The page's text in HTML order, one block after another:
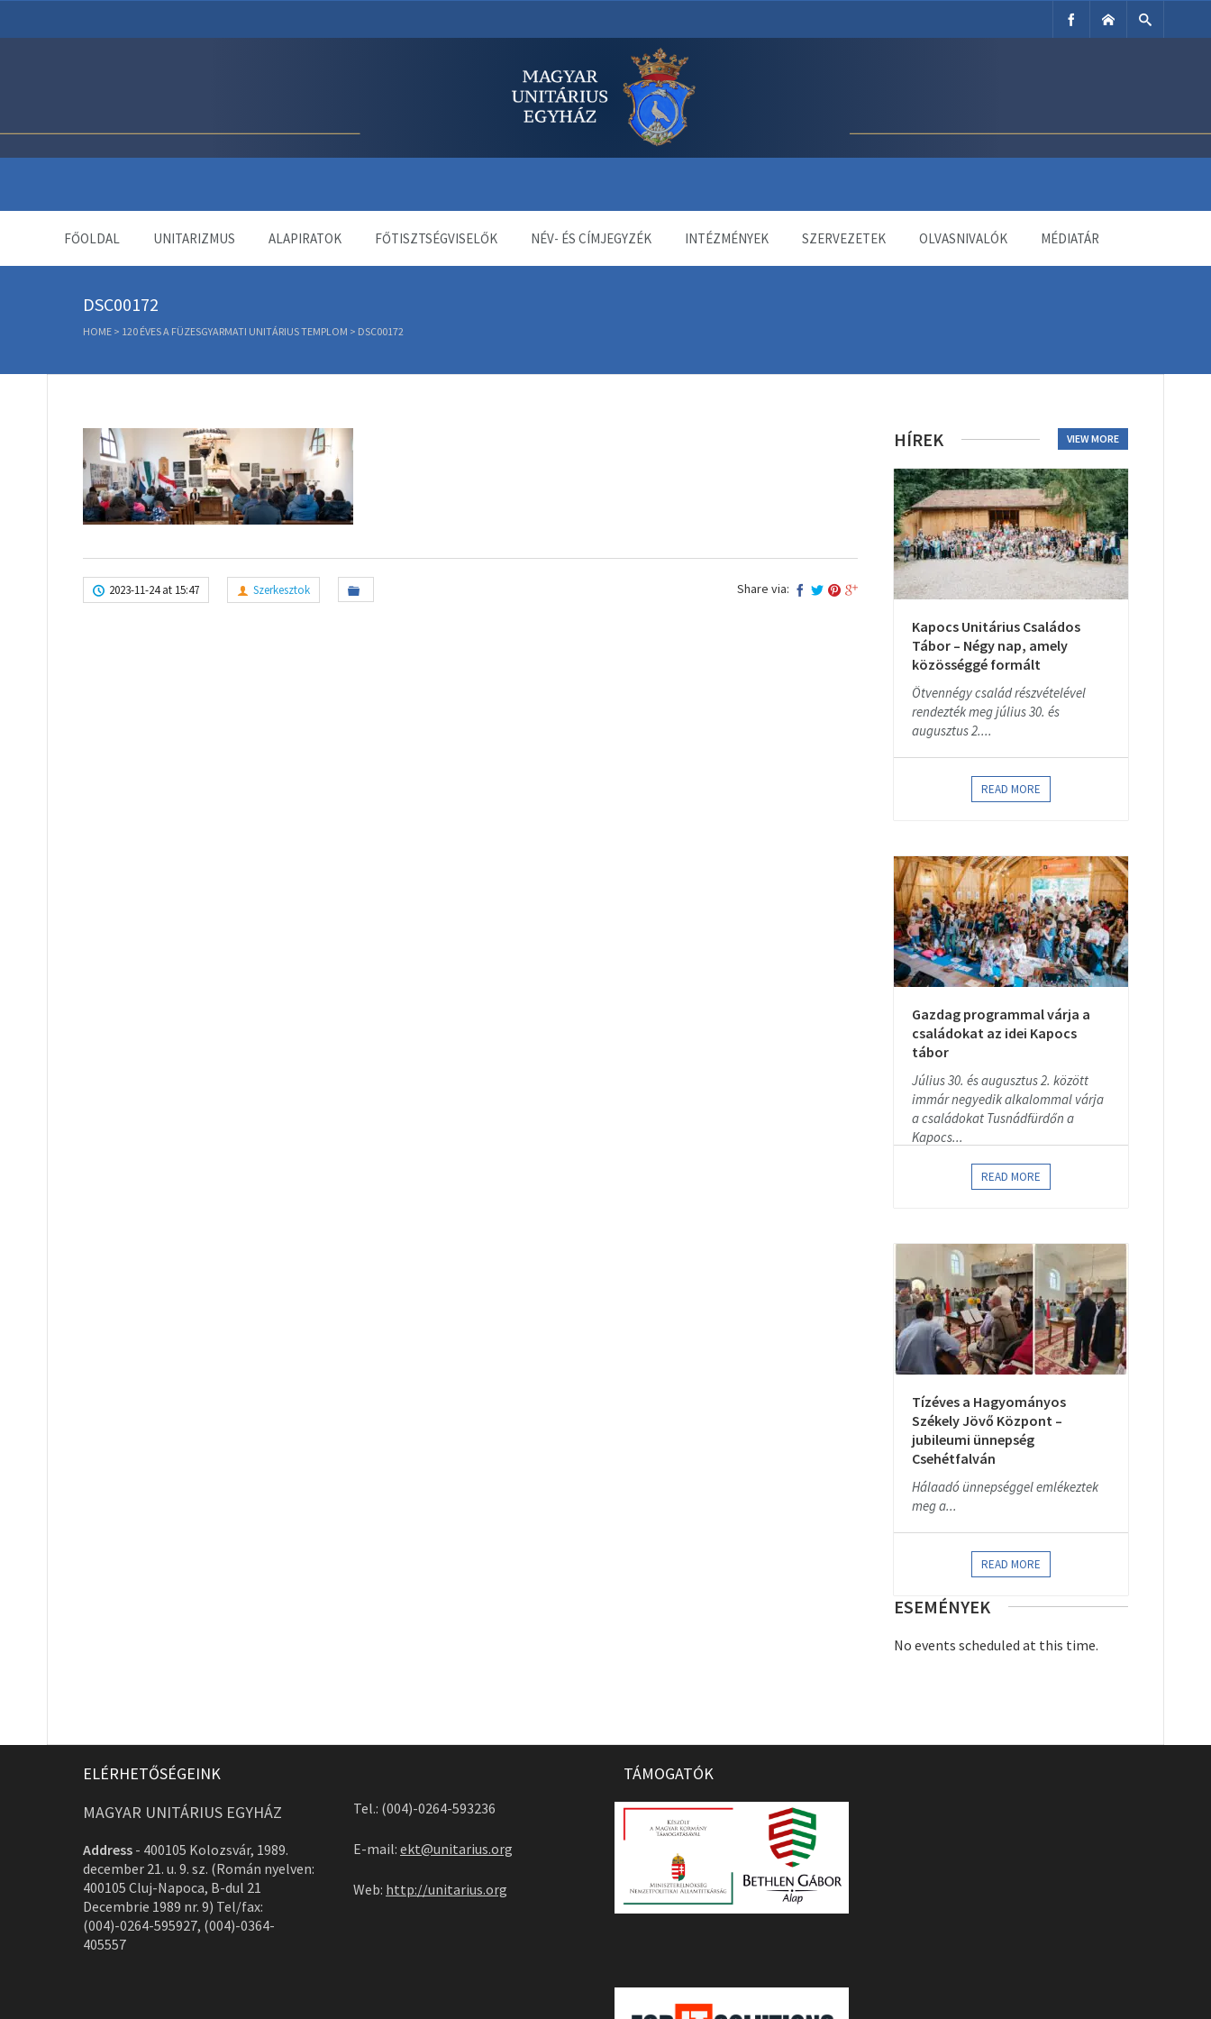
FŐOLDAL UNITARIZMUS ALAPIRATOK FŐTISZTSÉGVISELŐK NÉV- ÉS CÍMJEGYZÉK INTÉZMÉNYEK SZERVEZETEK OLVASNIVALÓK MÉDIATÁR
DSC00172
HOME > 120 ÉVES A FÜZESGYARMATI UNITÁRIUS TEMPLOM > DSC00172
2023-11-24 at 15:47 Szerkesztok Share via:
HÍREK VIEW MORE
Kapocs Unitárius Családos
Tábor – Négy nap, amely
közösséggé formált
Ötvennégy család részvételével
rendezték meg július 30. és
augusztus 2....
READ MORE
Gazdag programmal várja a
családokat az idei Kapocs
tábor
Július 30. és augusztus 2. között
immár negyedik alkalommal várja
a családokat Tusnádfürdőn a
Kapocs...
READ MORE
Tízéves a Hagyományos
Székely Jövő Központ –
jubileumi ünnepség
Csehétfalván
Hálaadó ünnepséggel emlékeztek
meg a...
READ MORE
ESEMÉNYEK
No events scheduled at this time.
ELÉRHETŐSÉGEINK
MAGYAR UNITÁRIUS EGYHÁZ
Address - 400105 Kolozsvár, 1989.
december 21. u. 9. sz. (Román nyelven:
400105 Cluj-Napoca, B-dul 21
Decembrie 1989 nr. 9) Tel/fax:
(004)-0264-595927, (004)-0364-
405557
Tel.: (004)-0264-593236
E-mail: ekt@unitarius.org
Web: http://unitarius.org
TÁMOGATÓK